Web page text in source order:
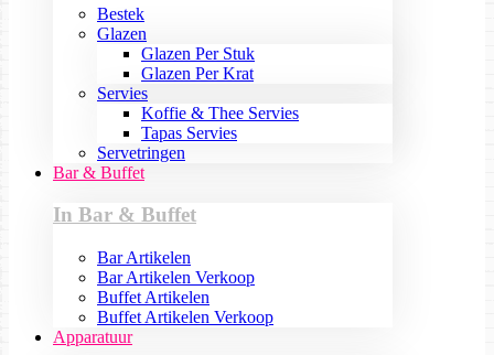
Bestek
Glazen
Glazen Per Stuk
Glazen Per Krat
Servies
Koffie & Thee Servies
Tapas Servies
Servetringen
Bar & Buffet
In Bar & Buffet
Bar Artikelen
Bar Artikelen Verkoop
Buffet Artikelen
Buffet Artikelen Verkoop
Apparatuur